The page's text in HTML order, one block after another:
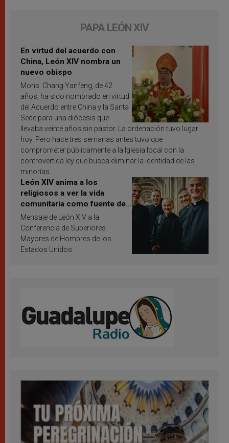
PAPA LEÓN XIV
En virtud del acuerdo con
China, León XIV nombra un
nuevo obispo
Mons. Chang Yanfeng, de 42
años, ha sido nombrado en virtud
del Acuerdo entre China y la Santa
Sede para una diócesis que
llevaba veinte años sin pastor. La ordenación tuvo lugar
hoy. Pero hace tres semanas antes tuvo que
comprometer públicamente a la Iglesia local con la
controvertida ley que busca eliminar la identidad de las
minorías.
León XIV anima a los
religiosos a ver la vida
comunitaria como fuente de
inspiración y santificación
Mensaje de León XIV a la
Conferencia de Superiores
Mayores de Hombres de los
Estados Unidos